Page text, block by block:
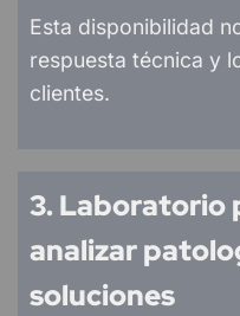
Esta disponibilidad
respuesta técnica y
clientes.
3. Laboratorio
analizar
soluciones